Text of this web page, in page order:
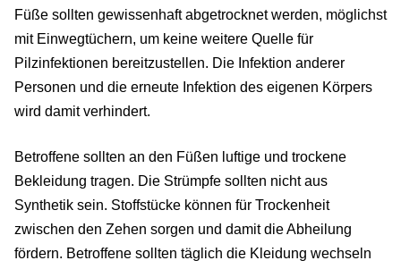
Füße sollten gewissenhaft abgetrocknet werden, möglichst
mit Einwegtüchern, um keine weitere Quelle für
Pilzinfektionen bereitzustellen. Die Infektion anderer
Personen und die erneute Infektion des eigenen Körpers
wird damit verhindert.
Betroffene sollten an den Füßen luftige und trockene
Bekleidung tragen. Die Strümpfe sollten nicht aus
Synthetik sein. Stoffstücke können für Trockenheit
zwischen den Zehen sorgen und damit die Abheilung
fördern. Betroffene sollten täglich die Kleidung wechseln